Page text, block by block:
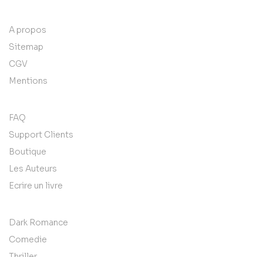
A propos
Sitemap
CGV
Mentions
FAQ
Support Clients
Boutique
Les Auteurs
Ecrire un livre
Dark Romance
Comedie